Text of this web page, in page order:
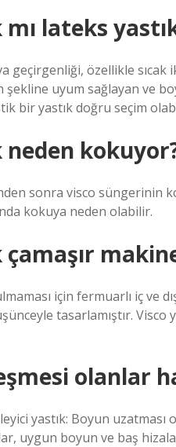
lateks
geçirgenliği, özellikle
şekline uyum sağlayan ve
bir yastık doğru seçim
neden
sonra visco süngerinin
kokuya neden olabilir.
için fermuarlı iç ve
tasarlamıştır. Visco
olanlar
yastık: Boyun
uygun boyun ve baş